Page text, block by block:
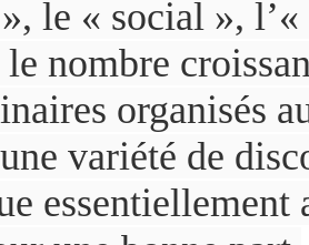
le « social »,
nombre
organisés
variété de